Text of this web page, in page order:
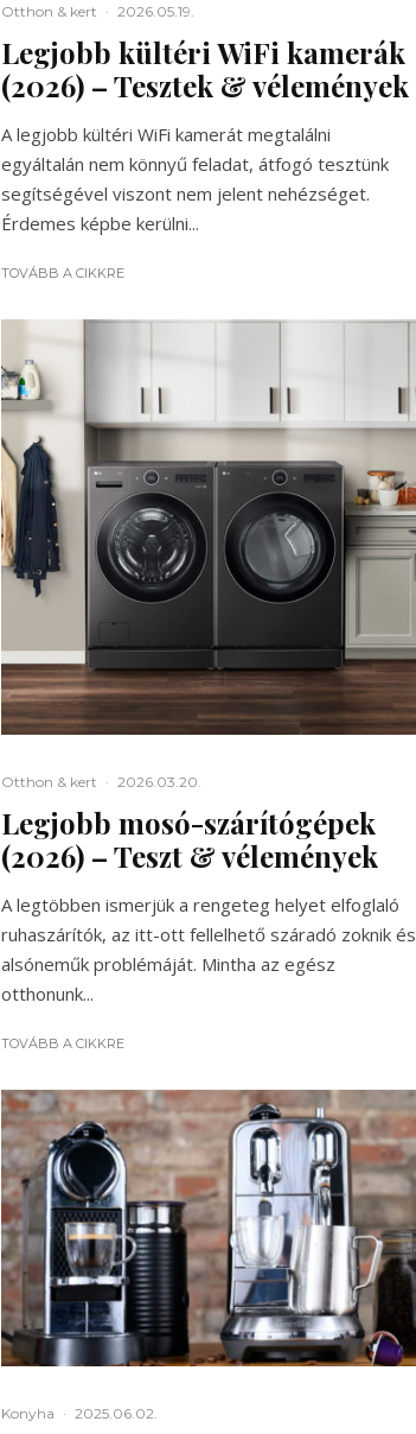
Otthon & kert · 2026.05.19.
Legjobb kültéri WiFi kamerák
(2026) – Tesztek & vélemények
A legjobb kültéri WiFi kamerát megtalálni
egyáltalán nem könnyű feladat, átfogó tesztünk
segítségével viszont nem jelent nehézséget.
Érdemes képbe kerülni...
TOVÁBB A CIKKRE
Otthon & kert · 2026.03.20.
Legjobb mosó-szárítógépek
(2026) – Teszt & vélemények
A legtöbben ismerjük a rengeteg helyet elfoglaló
ruhaszárítók, az itt-ott fellelhető száradó zoknik és
alsóneműk problémáját. Mintha az egész
otthonunk...
TOVÁBB A CIKKRE
Konyha · 2025.06.02.